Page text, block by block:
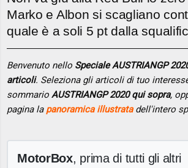
Marko e Albon si scagliano
quale è a soli 5 pt dalla
Benvenuto nello Speciale AUSTRIANGP
articoli. Seleziona gli articoli di tuo
sommarioAUSTRIANGP 2020 qui sopra,
pagina la panoramica illustratadell'intero
MotorBox, prima di tutti gli altri